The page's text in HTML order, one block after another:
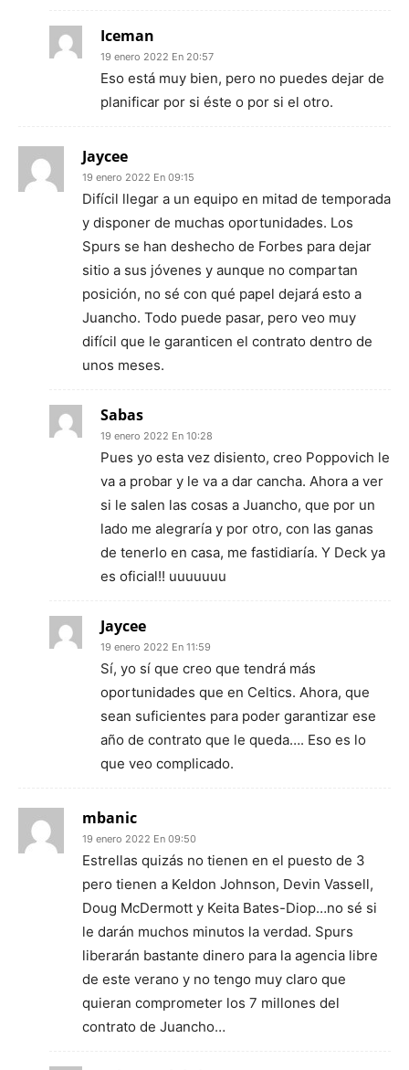
Iceman
19 enero 2022 En 20:57
Eso está muy bien, pero no puedes dejar de
planificar por si éste o por si el otro.
Jaycee
19 enero 2022 En 09:15
Difícil llegar a un equipo en mitad de temporada
y disponer de muchas oportunidades. Los
Spurs se han deshecho de Forbes para dejar
sitio a sus jóvenes y aunque no compartan
posición, no sé con qué papel dejará esto a
Juancho. Todo puede pasar, pero veo muy
difícil que le garanticen el contrato dentro de
unos meses.
Sabas
19 enero 2022 En 10:28
Pues yo esta vez disiento, creo Poppovich le
va a probar y le va a dar cancha. Ahora a ver
si le salen las cosas a Juancho, que por un
lado me alegraría y por otro, con las ganas
de tenerlo en casa, me fastidiaría. Y Deck ya
es oficial!! uuuuuuu
Jaycee
19 enero 2022 En 11:59
Sí, yo sí que creo que tendrá más
oportunidades que en Celtics. Ahora, que
sean suficientes para poder garantizar ese
año de contrato que le queda…. Eso es lo
que veo complicado.
mbanic
19 enero 2022 En 09:50
Estrellas quizás no tienen en el puesto de 3
pero tienen a Keldon Johnson, Devin Vassell,
Doug McDermott y Keita Bates-Diop…no sé si
le darán muchos minutos la verdad. Spurs
liberarán bastante dinero para la agencia libre
de este verano y no tengo muy claro que
quieran comprometer los 7 millones del
contrato de Juancho…